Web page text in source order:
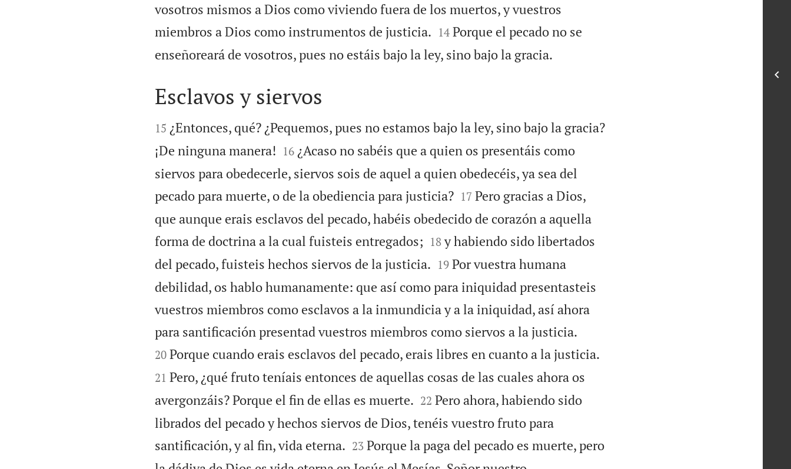
vosotros mismos a Dios como viviendo fuera de los muertos, y vuestros
miembros a Dios como instrumentos de justicia.
14 Porque el pecado no se
enseñoreará de vosotros, pues no estáis bajo la ley, sino bajo la gracia.

Esclavos y siervos

15 ¿Entonces, qué? ¿Pequemos, pues no estamos bajo la ley, sino bajo la gracia?
¡De ninguna manera!
16 ¿Acaso no sabéis que a quien os presentáis como
siervos para obedecerle, siervos sois de aquel a quien obedecéis, ya sea del
pecado para muerte, o de la obediencia para justicia?
17 Pero gracias a Dios,
que aunque erais esclavos del pecado, habéis obedecido de corazón a aquella
forma de doctrina a la cual fuisteis entregados;
18 y habiendo sido libertados
del pecado, fuisteis hechos siervos de la justicia.
19 Por vuestra humana
debilidad, os hablo humanamente: que así como para iniquidad presentasteis
vuestros miembros como esclavos a la inmundicia y a la iniquidad, así ahora
para santificación presentad vuestros miembros como siervos a la justicia.
20 Porque cuando erais esclavos del pecado, erais libres en cuanto a la justicia.
21 Pero, ¿qué fruto teníais entonces de aquellas cosas de las cuales ahora os
avergonzáis? Porque el fin de ellas es muerte.
22 Pero ahora, habiendo sido
librados del pecado y hechos siervos de Dios, tenéis vuestro fruto para
santificación, y al fin, vida eterna.
23 Porque la paga del pecado es muerte, pero